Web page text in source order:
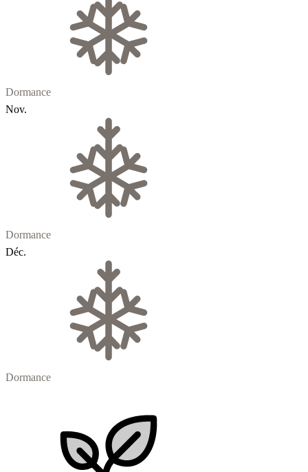
Dormance
Nov.
Dormance
Déc.
Dormance